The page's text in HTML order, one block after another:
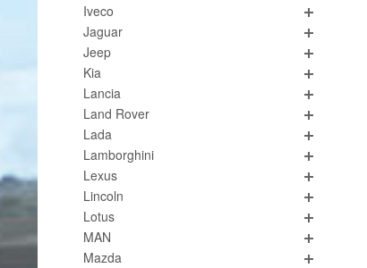
Iveco
Jaguar
Jeep
Kia
Lancia
Land Rover
Lada
Lamborghini
Lexus
Lincoln
Lotus
MAN
Mazda